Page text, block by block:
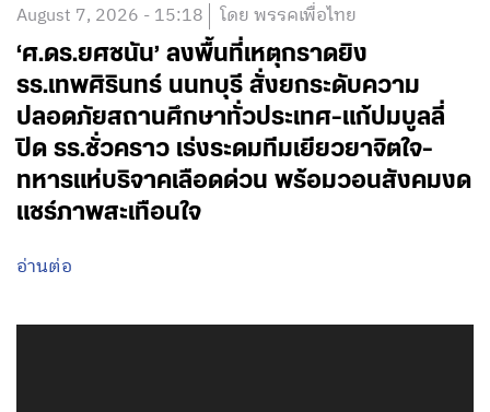
August 7, 2026 - 15:18 โดย พรรคเพื่อไทย
‘ศ.ดร.ยศชนัน’ ลงพื้นที่เหตุกราดยิง
รร.เทพศิรินทร์ นนทบุรี สั่งยกระดับความ
ปลอดภัยสถานศึกษาทั่วประเทศ-แก้ปมบูลลี่
ปิด รร.ชั่วคราว เร่งระดมทีมเยียวยาจิตใจ-
ทหารแห่บริจาคเลือดด่วน พร้อมวอนสังคมงด
แชร์ภาพสะเทือนใจ
อ่านต่อ